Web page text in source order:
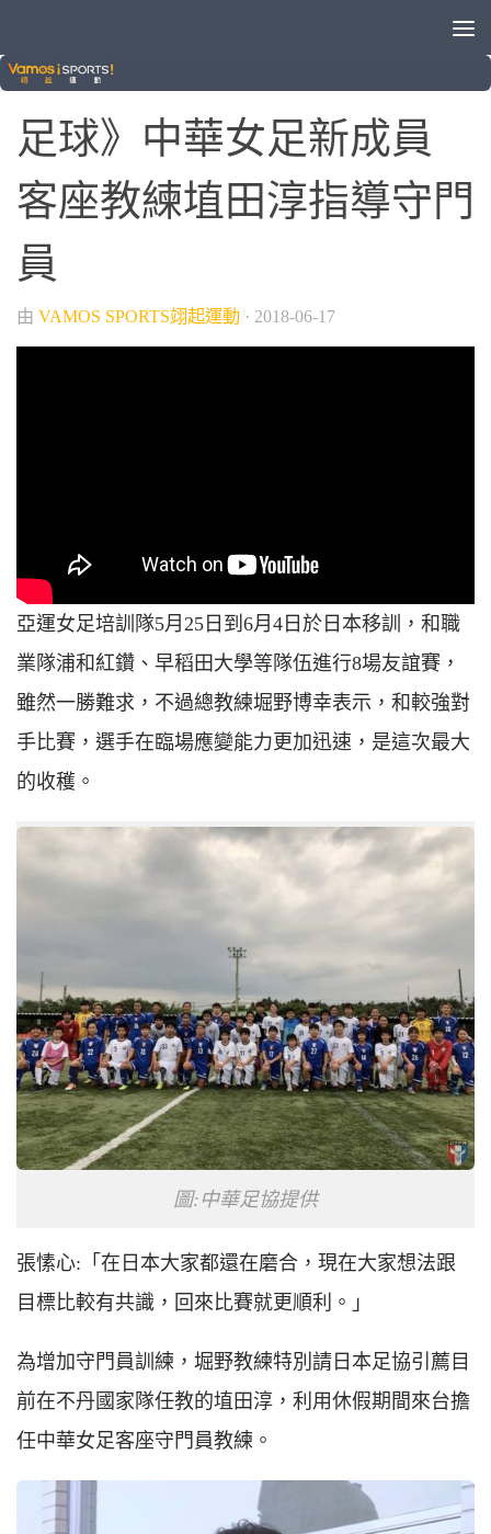
VAMOS自製節目
足球》中華女足新成員
客座教練埴田淳指導守門
員
由 VAMOS SPORTS翊起運動 · 2018-06-17
亞運女足培訓隊5月25日到6月4日於日本移訓，和職
業隊浦和紅鑽、早稻田大學等隊伍進行8場友誼賽，
雖然一勝難求，不過總教練堀野博幸表示，和較強對
手比賽，選手在臨場應變能力更加迅速，是這次最大
的收穫。
圖:中華足協提供
張愫心:「在日本大家都還在磨合，現在大家想法跟
目標比較有共識，回來比賽就更順利。」
為增加守門員訓練，堀野教練特別請日本足協引薦目
前在不丹國家隊任教的埴田淳，利用休假期間來台擔
任中華女足客座守門員教練。